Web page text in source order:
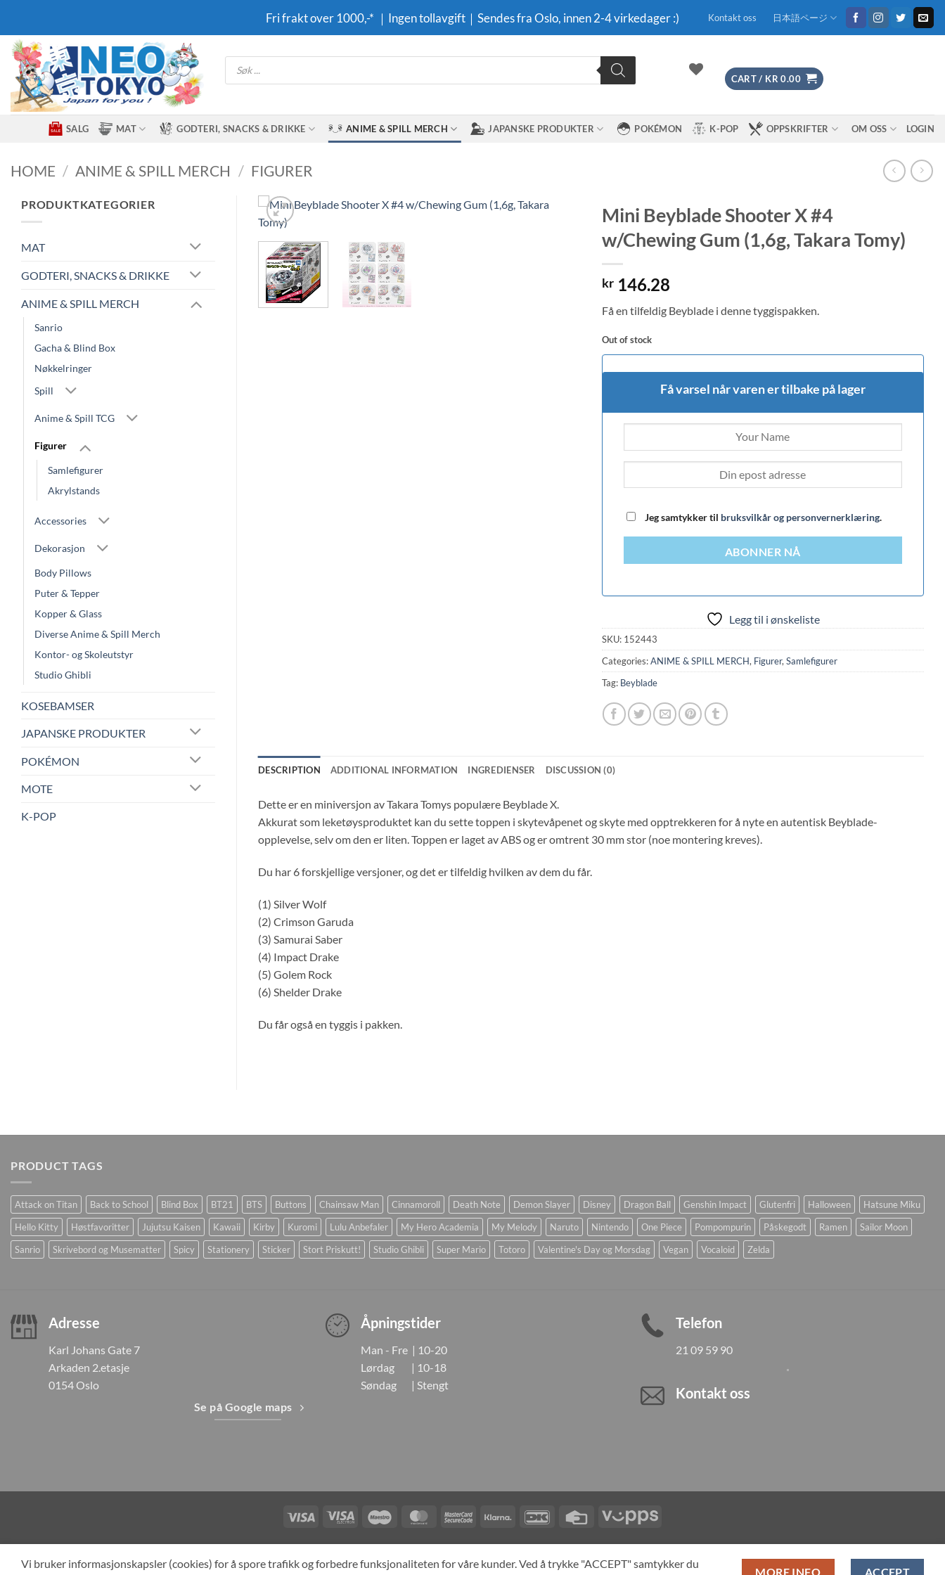
content
Fri frakt over 1000,-* ｜Ingen tollavgift｜Sendes fra Oslo, innen 2-4 virkedager :) Kontakt oss 日本語ページ
Products
search
CART / KR 0.00
SALG MAT GODTERI, SNACKS & DRIKKE ANIME & SPILL MERCH JAPANSKE PRODUKTER POKÉMON K-POP OPPSKRIFTER OM OSS LOGIN
HOME / ANIME & SPILL MERCH / FIGURER
PRODUKTKATEGORIER
MAT
GODTERI, SNACKS & DRIKKE
ANIME & SPILL MERCH
Sanrio
Gacha & Blind Box
Nøkkelringer
Spill
Anime & Spill TCG
Figurer
Samlefigurer
Akrylstands
Accessories
Dekorasjon
Body Pillows
Puter & Tepper
Kopper & Glass
Diverse Anime & Spill Merch
Kontor- og Skoleutstyr
Studio Ghibli
KOSEBAMSER
JAPANSKE PRODUKTER
POKÉMON
MOTE
K-POP
Mini Beyblade Shooter X #4
w/Chewing Gum (1,6g, Takara Tomy)
kr146.28
Få en tilfeldig Beyblade i denne tyggispakken.
Out of stock
Få varsel når varen er tilbake på lager
Jeg samtykker til bruksvilkår og personvernerklæring.
ABONNER NÅ
Legg til i ønskeliste
SKU: 152443
Categories:ANIME & SPILL MERCH, Figurer,Samlefigurer
Tag: Beyblade
DESCRIPTION ADDITIONAL INFORMATION INGREDIENSER DISCUSSION (0)
Dette er en miniversjon av Takara Tomys populære Beyblade X.
Akkurat som leketøysproduktet kan du sette toppen i skytevåpenet og skyte med opptrekkeren for å nyte en autentisk Beyblade-
opplevelse, selv om den er liten. Toppen er laget av ABS og er omtrent 30 mm stor (noe montering kreves).
Du har 6 forskjellige versjoner, og det er tilfeldig hvilken av dem du får.
(1) Silver Wolf
(2) Crimson Garuda
(3) Samurai Saber
(4) Impact Drake
(5) Golem Rock
(6) Shelder Drake
Du får også en tyggis i pakken.
PRODUCT TAGS
Attack on Titan Back to School Blind Box BT21 BTS Buttons Chainsaw Man Cinnamoroll Death Note Demon Slayer Disney Dragon Ball Genshin Impact Glutenfri Halloween
Hatsune Miku
Hello Kitty
Høstfavoritter Jujutsu Kaisen Kawaii Kirby Kuromi Lulu Anbefaler My Hero Academia My Melody Naruto Nintendo One Piece Pompompurin Påskegodt Ramen
Sailor Moon
Sanrio
Skrivebord og Musematter Spicy Stationery Sticker Stort Priskutt! Studio Ghibli Super Mario Totoro Valentine's Day og Morsdag Vegan Vocaloid Zelda
Adresse
Karl Johans Gate 7
Arkaden 2.etasje
0154 Oslo
Se på Google maps
Åpningstider
Man - Fre | 10-20
Lørdag | 10-18
Søndag | Stengt
Telefon
21 09 59 90
Kontakt oss
Visa
Visa
Maestro MasterCardMasterCardKlarna DanKort
Credit
Vipps
TILBAKEKALLINGER KONTAKT OSS OM OSS SPESIALBESTILLING MIN KONTO ALL PRODUCTS
Vi bruker informasjonskapsler (cookies) for å spore trafikk og forbedre funksjonaliteten for våre kunder. Ved å trykke "ACCEPT" samtykker du
MORE INFO ACCEPT